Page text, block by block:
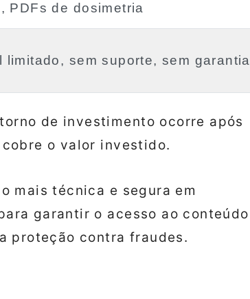
PDFs de dosimetria
limitado, sem suporte, sem garantia
de investimento ocorre após
o valor investido.
mais técnica e segura em
garantir o acesso ao conteúdo
proteção contra fraudes.